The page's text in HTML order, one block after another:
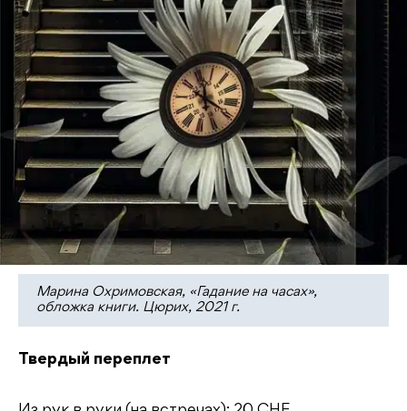
Марина Охримовская, «Гадание на часах»,
обложка книги. Цюрих, 2021 г.
Твердый переплет